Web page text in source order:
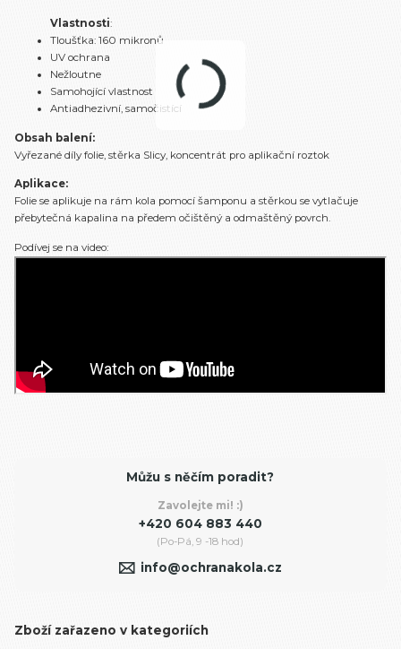
Vlastnosti:
Tloušťka: 160 mikronů
UV ochrana
Nežloutne
Samohojící vlastnost
Antiadhezivní, samočistící
Obsah balení:
Vyřezané díly folie, stěrka Slicy, koncentrát pro aplikační roztok
Aplikace:
Folie se aplikuje na rám kola pomocí šamponu a stěrkou se vytlačuje
přebytečná kapalina na předem očištěný a odmaštěný povrch.
Podívej se na video:
Můžu s něčím poradit?
Zavolejte mi! :)
+420 604 883 440
(Po-Pá, 9 -18 hod)
info@ochranakola.cz
Zboží zařazeno v kategoriích